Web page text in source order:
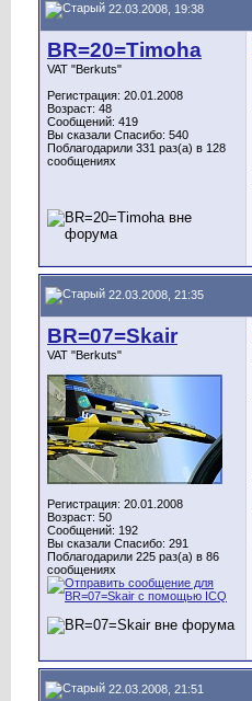
22.03.2008, 19:38
BR=20=Timoha
VAT "Berkuts"
Регистрация: 20.01.2008
Возраст: 48
Сообщений: 419
Вы сказали Спасибо: 540
Поблагодарили 331 раз(а) в 128
сообщениях
22.03.2008, 21:35
BR=07=Skair
VAT "Berkuts"
Регистрация: 20.01.2008
Возраст: 50
Сообщений: 192
Вы сказали Спасибо: 291
Поблагодарили 225 раз(а) в 86
сообщениях
22.03.2008, 21:51